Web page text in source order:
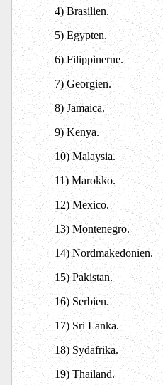
4) Brasilien.
5) Egypten.
6) Filippinerne.
7) Georgien.
8) Jamaica.
9) Kenya.
10) Malaysia.
11) Marokko.
12) Mexico.
13) Montenegro.
14) Nordmakedonien.
15) Pakistan.
16) Serbien.
17) Sri Lanka.
18) Sydafrika.
19) Thailand.